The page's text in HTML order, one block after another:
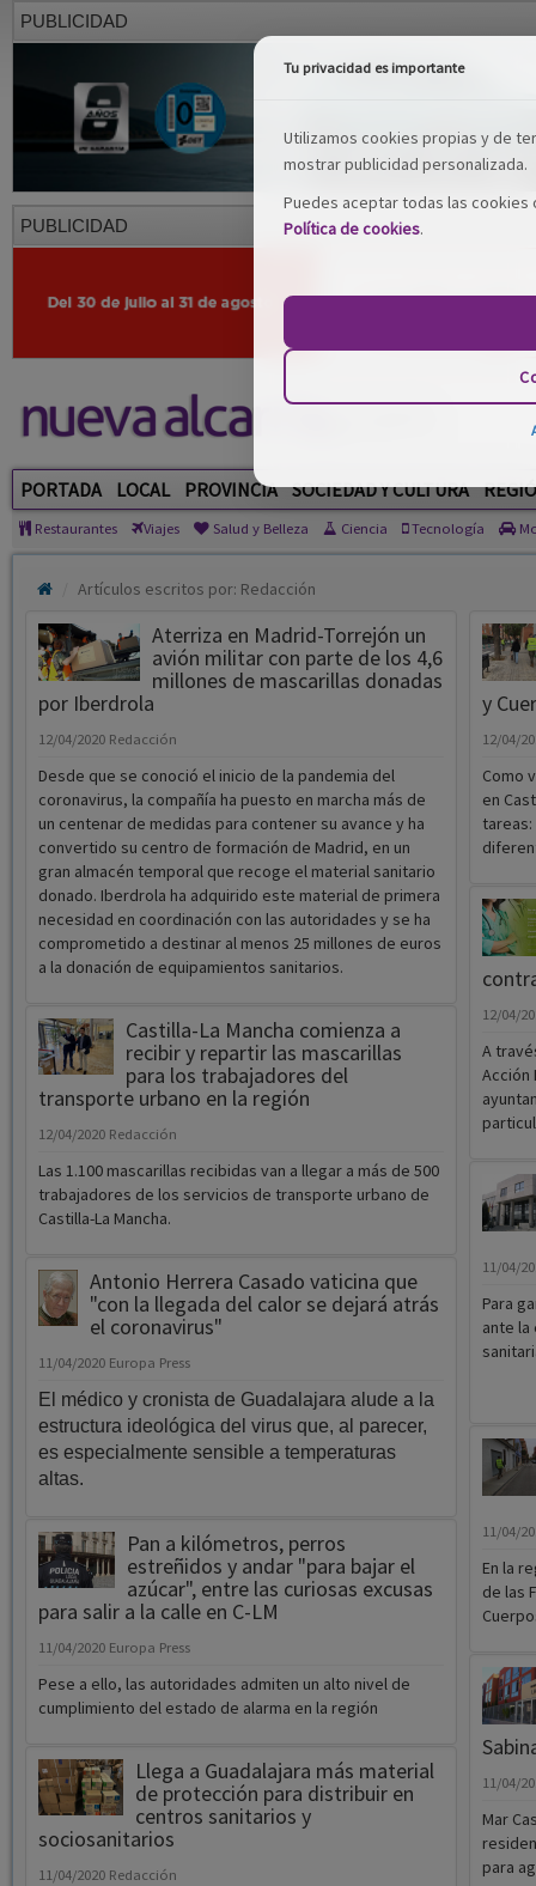
PUBLICIDAD
PUBLICIDAD
PORTADA LOCAL PROVINCIA SOCIEDAD Y CULTURA
Restaurantes Viajes Salud y Belleza Ciencia Tecnología
Artículos escritos por: Redacción
Aterriza en Madrid-Torrejón un
avión militar con parte de los 4,6
millones de mascarillas donadas
por Iberdrola
12/04/2020 Redacción
Desde que se conoció el inicio de la pandemia del
coronavirus, la compañía ha puesto en marcha más de
un centenar de medidas para contener su avance y ha
convertido su centro de formación de Madrid, en un
gran almacén temporal que recoge el material sanitario
donado. Iberdrola ha adquirido este material de primera
necesidad en coordinación con las autoridades y se ha
comprometido a destinar al menos 25 millones de euros
a la donación de equipamientos sanitarios.
Castilla-La Mancha comienza a
recibir y repartir las mascarillas
para los trabajadores del
transporte urbano en la región
12/04/2020 Redacción
Las 1.100 mascarillas recibidas van a llegar a más de 500
trabajadores de los servicios de transporte urbano de
Castilla-La Mancha.
Antonio Herrera Casado vaticina que
"con la llegada del calor se dejará atrás
el coronavirus"
11/04/2020 Europa Press
El médico y cronista de Guadalajara alude a la
estructura ideológica del virus que, al parecer,
es especialmente sensible a temperaturas
altas.
Pan a kilómetros, perros
estreñidos y andar "para bajar el
azúcar", entre las curiosas excusas
para salir a la calle en C-LM
11/04/2020 Europa Press
Pese a ello, las autoridades admiten un alto nivel de
cumplimiento del estado de alarma en la región
Llega a Guadalajara más material
de protección para distribuir en
centros sanitarios y
sociosanitarios
11/04/2020 Redacción
y
12/04/
Como
en
12/04/
A
Acción
11/04/
Para
ante la
11/04/
En la
de las
11/04/
Mar
para
Tu privacidad es importante
Utilizamos cookies propias y de
mostrar publicidad personalizada.
Puedes aceptar todas las
Política de cookies.